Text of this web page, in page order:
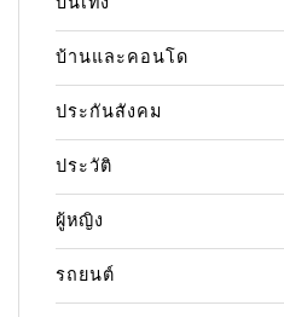
บ้านและคอนโด
ประกันสังคม
ประวัติ
ผู้หญิง
รถยนต์